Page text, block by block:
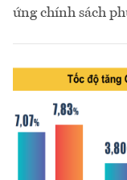
ứng chính sách